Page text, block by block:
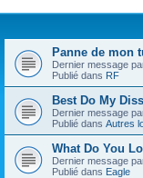
Panne de mon
Dernier message
Publié dans RF
Best Do My
Dernier message
Publié dans Autres
What Do You
Dernier message
Publié dans Eagle